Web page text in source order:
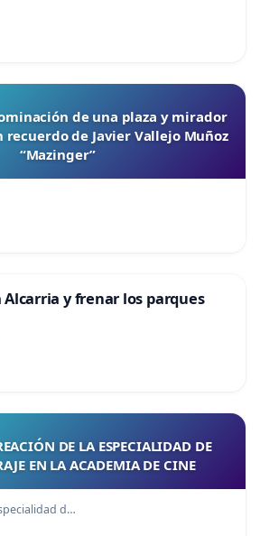
de una plaza y mirador
recuerdo de Javier Vallejo Muñoz
“Mazinger”
y frenar los parques
DE LA ESPECIALIDAD DE
EN LA ACADEMIA DE CINE
d…